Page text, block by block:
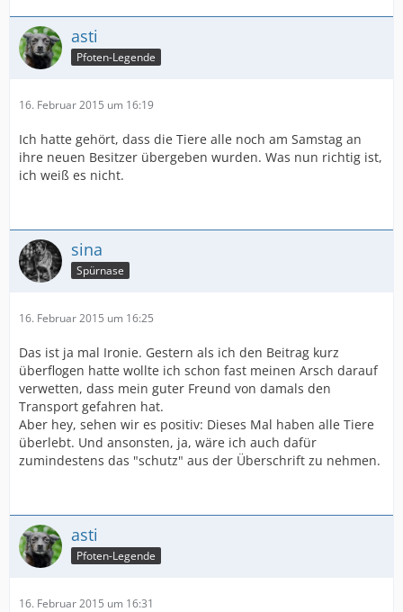
asti
Pfoten-Legende
16. Februar 2015 um 16:19
Ich hatte gehört, dass die Tiere alle noch am Samstag an
ihre neuen Besitzer übergeben wurden. Was nun richtig ist,
ich weiß es nicht.
sina
Spürnase
16. Februar 2015 um 16:25
Das ist ja mal Ironie. Gestern als ich den Beitrag kurz
überflogen hatte wollte ich schon fast meinen Arsch darauf
verwetten, dass mein guter Freund von damals den
Transport gefahren hat.
Aber hey, sehen wir es positiv: Dieses Mal haben alle Tiere
überlebt. Und ansonsten, ja, wäre ich auch dafür
zumindestens das "schutz" aus der Überschrift zu nehmen.
asti
Pfoten-Legende
16. Februar 2015 um 16:31